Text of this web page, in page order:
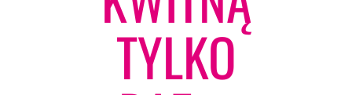
TYLKO